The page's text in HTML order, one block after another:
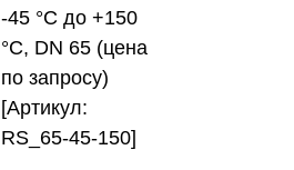
-45 °C до +150
°C, DN 65 (цена
по запросу)
[Артикул:
RS_65-45-150]